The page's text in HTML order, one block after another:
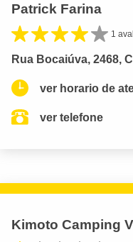
Patrick Farina
1 aval.
Rua Bocaiúva, 2468,
ver horario de
ver telefone
Kimoto Camping